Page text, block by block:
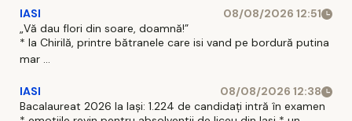
IASI
08/08/2026 12:51
„Vă dau flori din soare, doamnă!”
* la Chirilă, printre bătranele care isi vand pe bordură putina
mar ...
IASI
08/08/2026 12:38
Bacalaureat 2026 la Iași: 1.224 de candidați intră în examen